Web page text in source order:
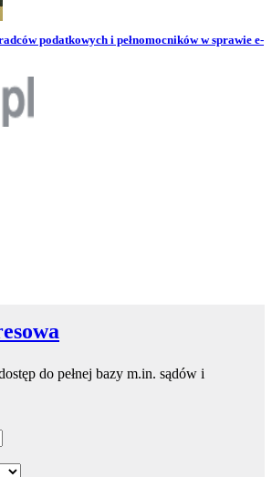
podatkowych i pełnomocników w sprawie e-
do pełnej bazy m.in. sądów i